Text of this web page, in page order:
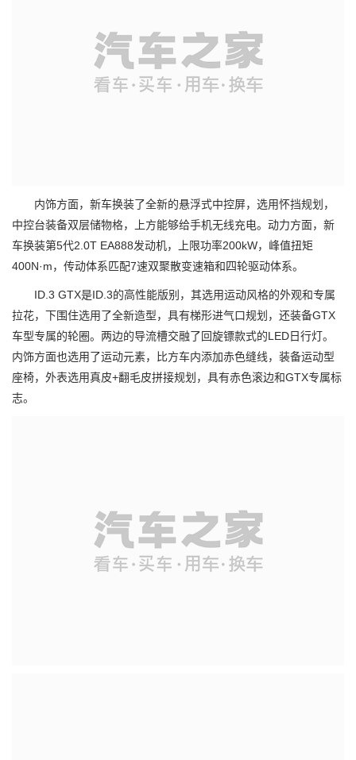
内饰方面，新车换装了全新的悬浮式中控屏，选用怀挡规划，
中控台装备双层储物格，上方能够给手机无线充电。动力方面，新
车换装第5代2.0T EA888发动机，上限功率200kW，峰值扭矩
400N·m，传动体系匹配7速双聚散变速箱和四轮驱动体系。
ID.3 GTX是ID.3的高性能版别，其选用运动风格的外观和专属
拉花，下围住选用了全新造型，具有梯形进气口规划，还装备GTX
车型专属的轮圈。两边的导流槽交融了回旋镖款式的LED日行灯。
内饰方面也选用了运动元素，比方车内添加赤色缝线，装备运动型
座椅，外表选用真皮+翻毛皮拼接规划，具有赤色滚边和GTX专属标
志。